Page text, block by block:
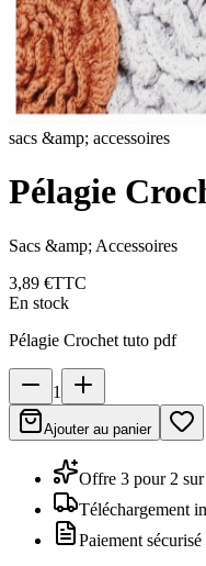
sacs &amp; accessoires
Pélagie
Sacs &amp; Accessoires
3,89 €TTC
En stock
Pélagie Crochet tuto pdf
1
Ajouter au panier
Offre 3 pour 2
Téléchargement
Paiement